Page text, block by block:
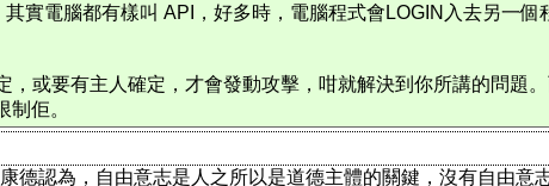
實電腦都有樣叫 API，好多時，電腦程式會LOGIN入去另一
或要有主人確定，才會發動攻擊，咁就解決到你所講的問題
佢。
認為，自由意志是人之所以是道德主體的關鍵，沒有自由意